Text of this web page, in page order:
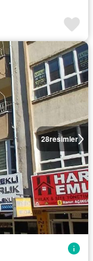
28resimler